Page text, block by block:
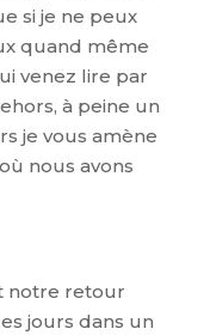
si je ne peux
quand même
venez lire par
à peine un
je vous amène
nous avons
notre retour
jours dans un